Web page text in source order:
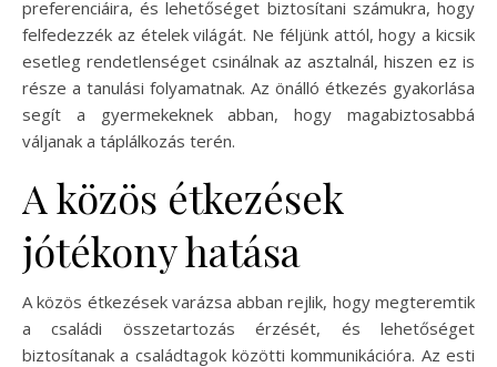
preferenciáira, és lehetőséget biztosítani számukra, hogy
felfedezzék az ételek világát. Ne féljünk attól, hogy a kicsik
esetleg rendetlenséget csinálnak az asztalnál, hiszen ez is
része a tanulási folyamatnak. Az önálló étkezés gyakorlása
segít a gyermekeknek abban, hogy magabiztosabbá
váljanak a táplálkozás terén.
A közös étkezések
jótékony hatása
A közös étkezések varázsa abban rejlik, hogy megteremtik
a családi összetartozás érzését, és lehetőséget
biztosítanak a családtagok közötti kommunikációra. Az esti